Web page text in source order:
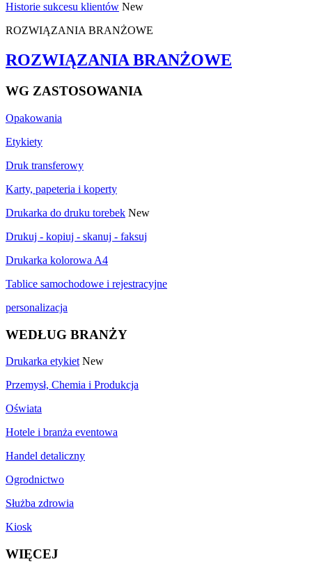
Historie sukcesu klientów New
ROZWIĄZANIA BRANŻOWE
ROZWIĄZANIA BRANŻOWE
WG ZASTOSOWANIA
Opakowania
Etykiety
Druk transferowy
Karty, papeteria i koperty
Drukarka do druku torebek New
Drukuj - kopiuj - skanuj - faksuj
Drukarka kolorowa A4
Tablice samochodowe i rejestracyjne
personalizacja
WEDŁUG BRANŻY
Drukarka etykiet New
Przemysł, Chemia i Produkcja
Oświata
Hotele i branża eventowa
Handel detaliczny
Ogrodnictwo
Służba zdrowia
Kiosk
WIĘCEJ